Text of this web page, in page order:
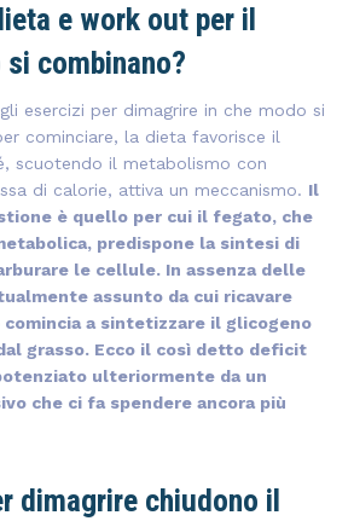
e work out per il
combinano?
esercizi per dimagrire in che modo si
cominciare, la dieta favorisce il
scuotendo il metabolismo con
di calorie, attiva un meccanismo. Il
è quello per cui il fegato, che
predispone la sintesi di
le cellule. In assenza delle
assunto da cui ricavare
comincia a sintetizzare il glicogeno
grasso. Ecco il così detto deficit
ulteriormente da un
che ci fa spendere ancora più
dimagrire chiudono il